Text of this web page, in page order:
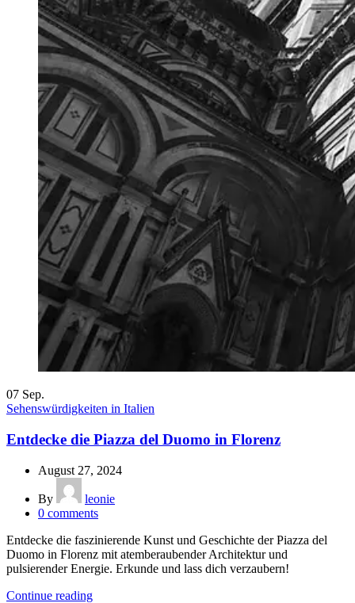
07 Sep.
Sehenswürdigkeiten in Italien
Entdecke die Piazza del Duomo in Florenz
August 27, 2024
By
leonie
0 comments
Entdecke die faszinierende Kunst und Geschichte der Piazza del
Duomo in Florenz mit atemberaubender Architektur und
pulsierender Energie. Erkunde und lass dich verzaubern!
Continue reading